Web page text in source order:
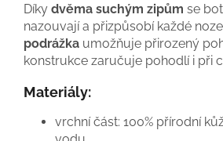
Díky dvěma suchým zipům se
nazouvají a přizpůsobí každé
podrážka umožňuje přirozený
konstrukce zaručuje pohodlí i při
Materiály:
vrchní část: 100% přírodní